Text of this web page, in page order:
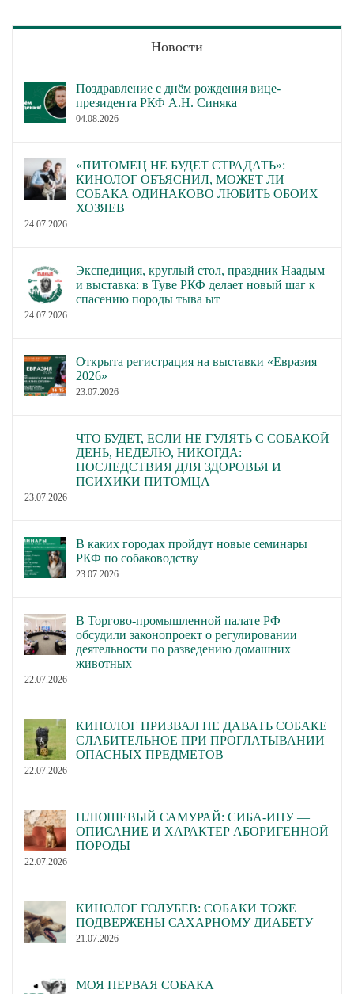
Новости
Поздравление с днём рождения вице-
президента РКФ А.Н. Синяка
04.08.2026
«ПИТОМЕЦ НЕ БУДЕТ СТРАДАТЬ»:
КИНОЛОГ ОБЪЯСНИЛ, МОЖЕТ ЛИ
СОБАКА ОДИНАКОВО ЛЮБИТЬ ОБОИХ
ХОЗЯЕВ
24.07.2026
Экспедиция, круглый стол, праздник Наадым
и выставка: в Туве РКФ делает новый шаг к
спасению породы тыва ыт
24.07.2026
Открыта регистрация на выставки «Евразия
2026»
23.07.2026
ЧТО БУДЕТ, ЕСЛИ НЕ ГУЛЯТЬ С СОБАКОЙ
ДЕНЬ, НЕДЕЛЮ, НИКОГДА:
ПОСЛЕДСТВИЯ ДЛЯ ЗДОРОВЬЯ И
ПСИХИКИ ПИТОМЦА
23.07.2026
В каких городах пройдут новые семинары
РКФ по собаководству
23.07.2026
В Торгово-промышленной палате РФ
обсудили законопроект о регулировании
деятельности по разведению домашних
животных
22.07.2026
КИНОЛОГ ПРИЗВАЛ НЕ ДАВАТЬ СОБАКЕ
СЛАБИТЕЛЬНОЕ ПРИ ПРОГЛАТЫВАНИИ
ОПАСНЫХ ПРЕДМЕТОВ
22.07.2026
ПЛЮШЕВЫЙ САМУРАЙ: СИБА-ИНУ —
ОПИСАНИЕ И ХАРАКТЕР АБОРИГЕННОЙ
ПОРОДЫ
22.07.2026
КИНОЛОГ ГОЛУБЕВ: СОБАКИ ТОЖЕ
ПОДВЕРЖЕНЫ САХАРНОМУ ДИАБЕТУ
21.07.2026
МОЯ ПЕРВАЯ СОБАКА